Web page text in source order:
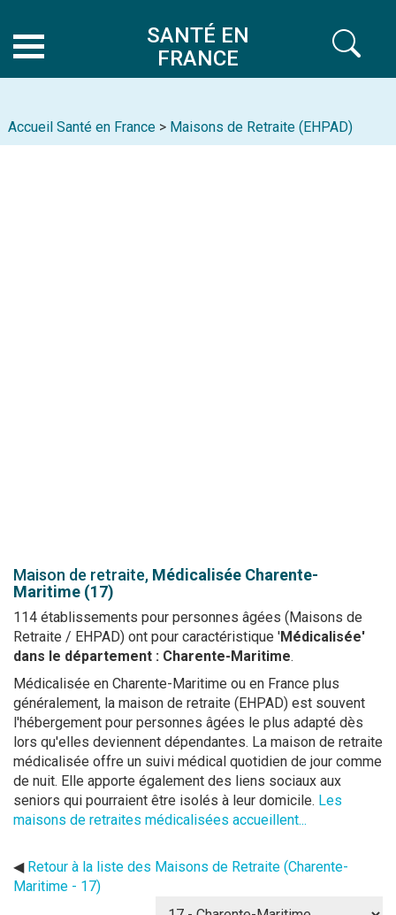
SANTÉ EN
FRANCE
Accueil Santé en France > Maisons de Retraite (EHPAD)
Maison de retraite, Médicalisée Charente-
Maritime (17)
114 établissements pour personnes âgées (Maisons de
Retraite / EHPAD) ont pour caractéristique 'Médicalisée'
dans le département : Charente-Maritime.
Médicalisée en Charente-Maritime ou en France plus
généralement, la maison de retraite (EHPAD) est souvent
l'hébergement pour personnes âgées le plus adapté dès
lors qu'elles deviennent dépendantes. La maison de retraite
médicalisée offre un suivi médical quotidien de jour comme
de nuit. Elle apporte également des liens sociaux aux
seniors qui pourraient être isolés à leur domicile. Les
maisons de retraites médicalisées accueillent...
◀ Retour à la liste des Maisons de Retraite (Charente-
Maritime - 17)